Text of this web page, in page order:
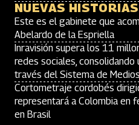
NUEVAS HISTORIAS
Este es el gabinete que
Abelardo de la Espriella
Inravisión supera los 11
redes sociales, consolidando
través del Sistema de
Cortometraje cordobés
representará a Colombia en
en Brasil